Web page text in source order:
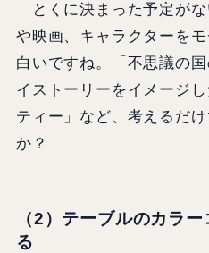
とくに決まった予定がな
や映画、キャラクターを
白いですね。「不思議の
イストーリーをイメージ
ティー」など、考えるだ
か？
（2）テーブルのカラ
る